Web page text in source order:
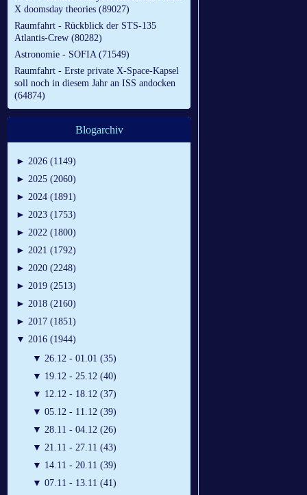
X doomsday theories (89027)
Raumfahrt - Rückblick der STS-135
Atlantis-Crew (80282)
Astronomie - SOFIA (71549)
Raumfahrt - Erste private X-Space-Kapsel
soll noch in diesem Jahr an ISS andocken
(64874)
Blogarchiv
► 2026 (1149)
► 2025 (2060)
► 2024 (1891)
► 2023 (1753)
► 2022 (1800)
► 2021 (1792)
► 2020 (2248)
► 2019 (2513)
► 2018 (2160)
► 2017 (1851)
▼ 2016 (1944)
▼ 26.12 - 01.01 (35)
▼ 19.12 - 25.12 (40)
▼ 12.12 - 18.12 (37)
▼ 05.12 - 11.12 (39)
▼ 28.11 - 04.12 (26)
▼ 21.11 - 27.11 (43)
▼ 14.11 - 20.11 (39)
▼ 07.11 - 13.11 (41)